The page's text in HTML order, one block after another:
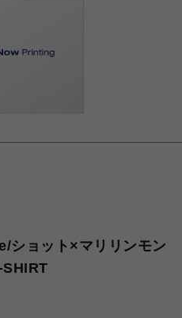
ョット×マリリンモン
SHIRT